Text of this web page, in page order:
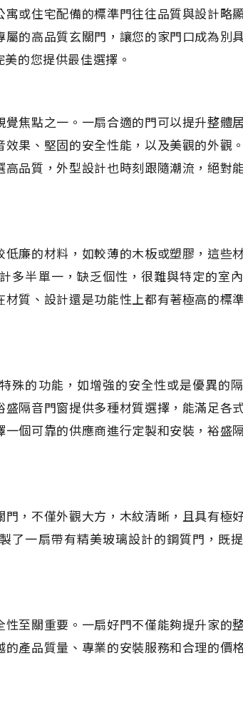
或住宅配備的標準門往往品質與設計略
的高品質玄關門，讓您的家門口成為別
的您提供最佳選擇。
焦點之一。一扇合適的門可以提升整體
果、堅固的安全性能，以及美觀的外觀
品質，外型設計也時刻跟隨潮流，絕對
廉的材料，如較薄的木板或塑膠，這些
多半單一，缺乏個性，很難與特定的室
質、設計還是功能性上都有著極高的標
殊的功能，如增強的安全性或是優異的
隔音門窗提供多種材質選擇，能滿足各
個可靠的供應商進行定製和安裝，裕盛
，不僅外觀大方，木紋清晰，且具有極
了一扇帶有精美玻璃設計的鋼質門，既
至關重要。一扇好門不僅能夠提升家的
產品質量、專業的安裝服務和合理的價